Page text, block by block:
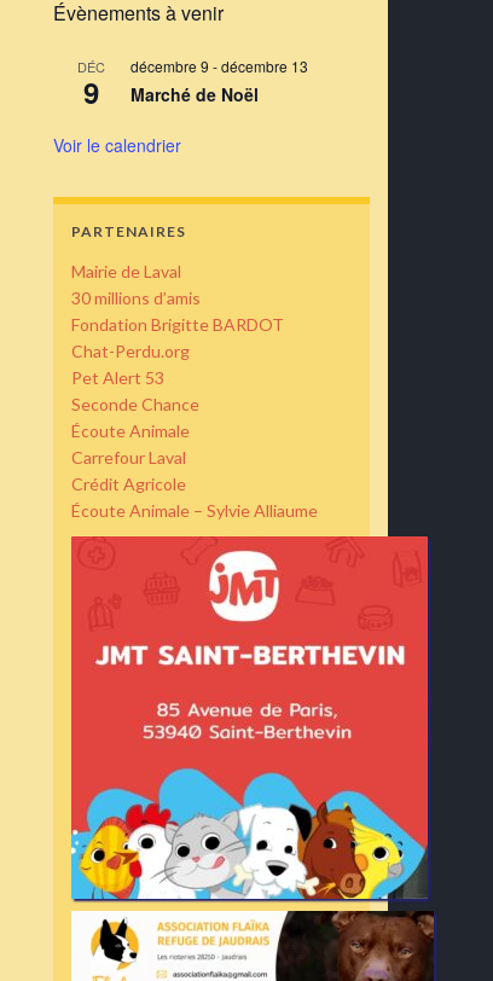
Évènements à venir
DÉC
9
décembre 9 -décembre 13
Marché de Noël
Voir le calendrier
PARTENAIRES
Mairie de Laval
30 millions d’amis
Fondation Brigitte BARDOT
Chat-Perdu.org
Pet Alert 53
Seconde Chance
Écoute Animale
Carrefour Laval
Crédit Agricole
Écoute Animale – Sylvie Alliaume